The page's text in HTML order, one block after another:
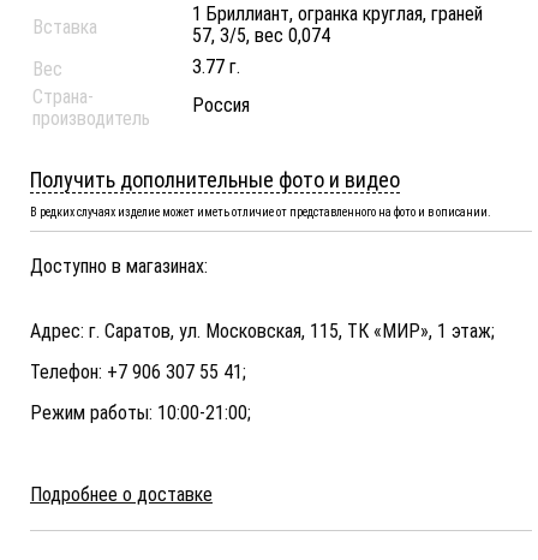
Вставка
1 Бриллиант, огранка круглая, граней
57, 3/5, вес 0,074
Вес
3.77 г.
Страна-
производитель
Россия
Получить дополнительные фото и видео
В редких случаях изделие может иметь отличие от представленного на фото и в описании.
Доступно в магазинах:
Адрес: г. Саратов, ул. Московская, 115, ТК «МИР», 1 этаж;
Телефон: +7 906 307 55 41;
Режим работы: 10:00-21:00;
Подробнее о доставке